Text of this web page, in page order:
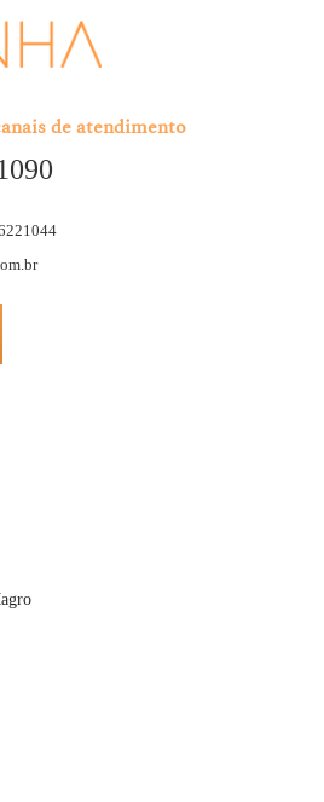
de atendimento